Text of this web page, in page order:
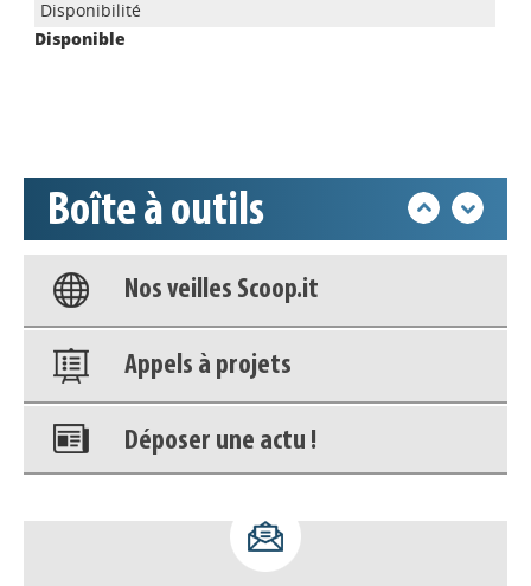
Disponible
Boîte à outils
Base documentaire
Nos veilles Scoop.it
Appels à projets
Déposer une actu !
déconnecter)